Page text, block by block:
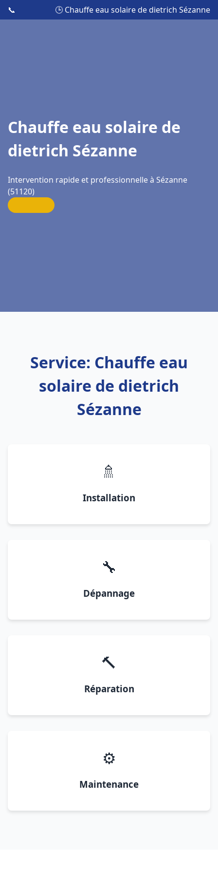
📞 🕒 Chauffe eau solaire de dietrich Sézanne
Chauffe eau solaire de
dietrich Sézanne
Intervention rapide et professionnelle à Sézanne
(51120)
Service: Chauffe eau
solaire de dietrich
Sézanne
🚿
Installation
🔧
Dépannage
🔨
Réparation
⚙️
Maintenance